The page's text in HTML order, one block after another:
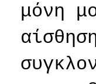
μόνη